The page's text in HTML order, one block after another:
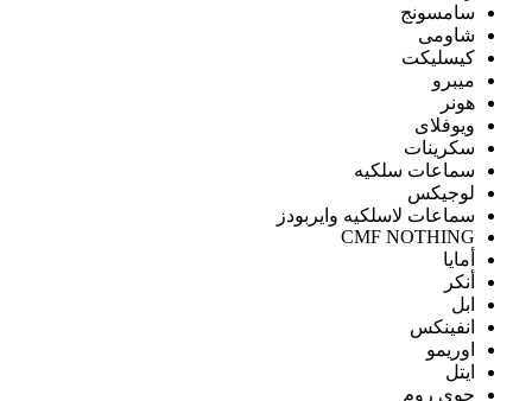
سامسونج
شاومى
كيسليكت
ميبرو
هونر
ويوفلاى
سكرينات
سماعات سلكيه
لوجيكس
سماعات لاسلكيه وايربودز
CMF NOTHING
أمايا
أنكر
ابل
انفينكس
اوريمو
ايتل
جوي روم